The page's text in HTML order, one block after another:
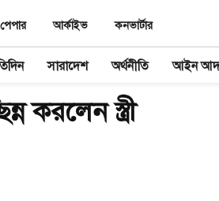
আর্কাইভ কনভার্টার
সারাদেশ অর্থনীতি আইন
করলেন স্ত্রী